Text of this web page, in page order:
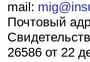
mail:
Почтовый
26586 от 22